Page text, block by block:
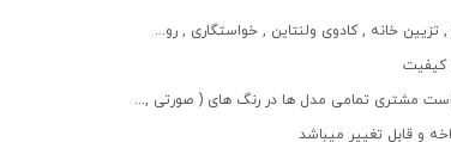
خانه , کادوی ولنتاین , خواستگاری , رو...
کیفیت
مشتری تمامی مدل ها در رنگ های ( صورتی ,...